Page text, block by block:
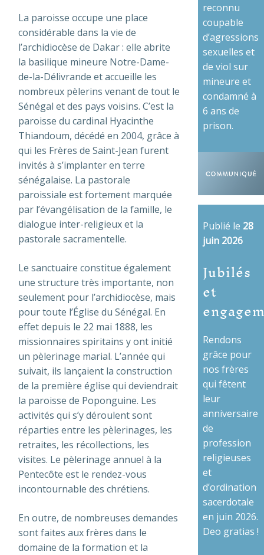
La paroisse occupe une place
considérable dans la vie de
l’archidiocèse de Dakar : elle abrite
la basilique mineure Notre-Dame-
de-la-Délivrande et accueille les
nombreux pèlerins venant de tout le
Sénégal et des pays voisins. C’est la
paroisse du cardinal Hyacinthe
Thiandoum, décédé en 2004, grâce à
qui les Frères de Saint-Jean furent
invités à s’implanter en terre
sénégalaise. La pastorale
paroissiale est fortement marquée
par l’évangélisation de la famille, le
dialogue inter-religieux et la
pastorale sacramentelle.
Le sanctuaire constitue également
une structure très importante, non
seulement pour l’archidiocèse, mais
pour toute l’Église du Sénégal. En
effet depuis le 22 mai 1888, les
missionnaires spiritains y ont initié
un pèlerinage marial. L’année qui
suivait, ils lançaient la construction
de la première église qui deviendrait
la paroisse de Poponguine. Les
activités qui s’y déroulent sont
réparties entre les pèlerinages, les
retraites, les récollections, les
visites. Le pèlerinage annuel à la
Pentecôte est le rendez-vous
incontournable des chrétiens.
En outre, de nombreuses demandes
sont faites aux frères dans le
domaine de la formation et la
reconnu
coupable
d’agressions
sexuelles et
de viol sur
mineure et
condamné à
6 ans de
prison.
Publié le 28
juin 2026
Jubilés
et
Rendons
grâce pour
nos frères
qui fêtent
leur
anniversaire
de
profession
religieuses
et
d’ordination
sacerdotale
en juin 2026.
Deo gratias !